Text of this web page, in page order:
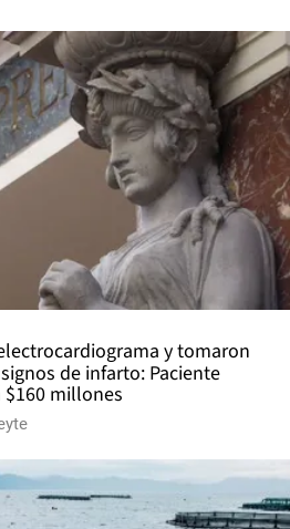
y tomaron
de infarto: Paciente
millones